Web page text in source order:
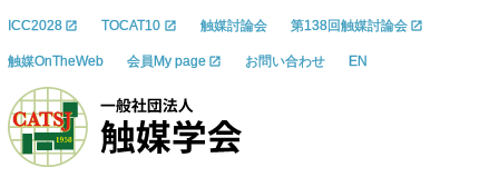
ICC2028 TOCAT10 触媒討論会 第138回触媒討論会
触媒OnTheWeb 会員My page お問い合わせ EN